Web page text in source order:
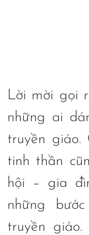
Lời mời gọi
những ai
truyền giáo.
tinh thần
hội – gia
những
truyền giáo.